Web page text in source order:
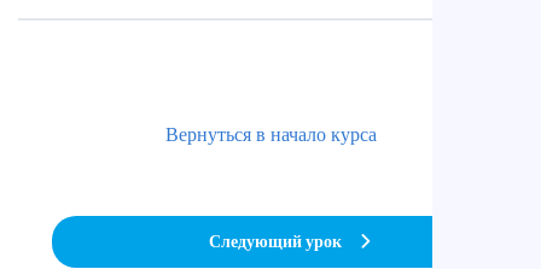
Вернуться в начало курса
Следующий урок